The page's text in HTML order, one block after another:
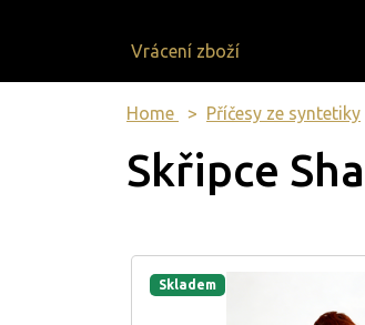
Vrácení zboží
Home Příčesy ze syntetiky
Skřipce
Skladem